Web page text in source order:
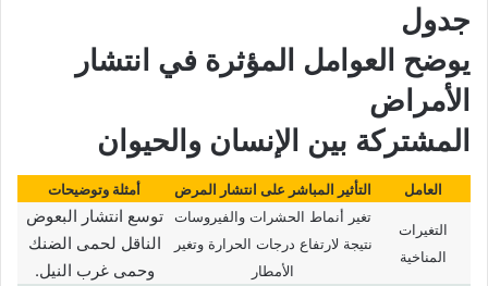
جدول
يوضح العوامل المؤثرة في انتشار
الأمراض
المشتركة بين الإنسان والحيوان
العامل التأثير المباشر على انتشار المرض أمثلة وتوضيحات
التغيرات
المناخية
تغير أنماط الحشرات والفيروسات
نتيجة لارتفاع درجات الحرارة وتغير
الأمطار
توسع انتشار البعوض
الناقل لحمى الضنك
وحمى غرب النيل.